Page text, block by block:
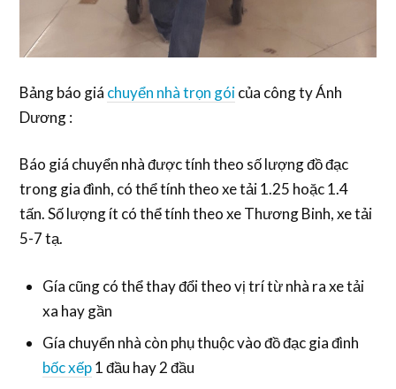
Bảng báo giá chuyển nhà trọn góicủa công ty Ánh
Dương :
Báo giá chuyển nhà được tính theo số lượng đồ đạc
trong gia đình, có thể tính theo xe tải 1.25 hoặc 1.4
tấn. Số lượng ít có thể tính theo xe Thương Binh, xe tải
5-7 tạ.
Gía cũng có thể thay đổi theo vị trí từ nhà ra xe tải
xa hay gần
Gía chuyển nhà còn phụ thuộc vào đồ đạc gia đình
bốc xếp1 đầu hay 2 đầu